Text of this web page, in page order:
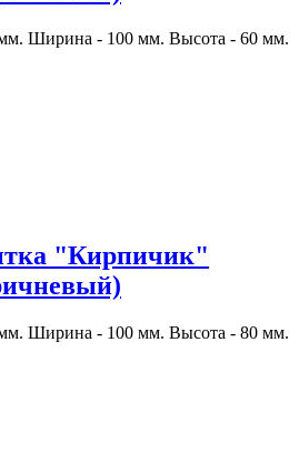
Ширина - 100 мм. Высота - 60 мм.
"Кирпичик"
Ширина - 100 мм. Высота - 80 мм.